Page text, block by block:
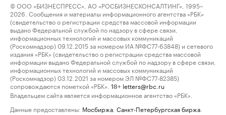
© ООО «БИЗНЕСПРЕСС», АО «РОСБИЗНЕСКОНСАЛТИНГ», 1995–
2026. Сообщения и материалы информационного агентства «РБК»
(свидетельство о регистрации средства массовой информации
выдано Федеральной службой по надзору в сфере связи,
информационных технологий и массовых коммуникаций
(Роскомнадзор) 09.12.2015 за номером ИА №ФС77-63848) и сетевого
издания «РБК» (свидетельство о регистрации средства массовой
информации выдано Федеральной службой по надзору в сфере связи,
информационных технологий и массовых коммуникаций
(Роскомнадзор) 03.12.2021 за номером ЭЛ №ФС77-82385)
сопровождаются пометкой «РБК».
18+ letters@rbc.ru
Владельцем сайта является информационное агентство «РБК».
Данные предоставлены: Мосбиржа Санкт-Петербургская биржа